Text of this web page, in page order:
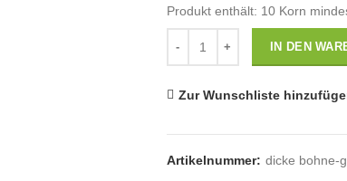
Produkt enthält: 10 Korn
IN DEN
Zur Wunschliste
Artikelnummer: dicke bohne-